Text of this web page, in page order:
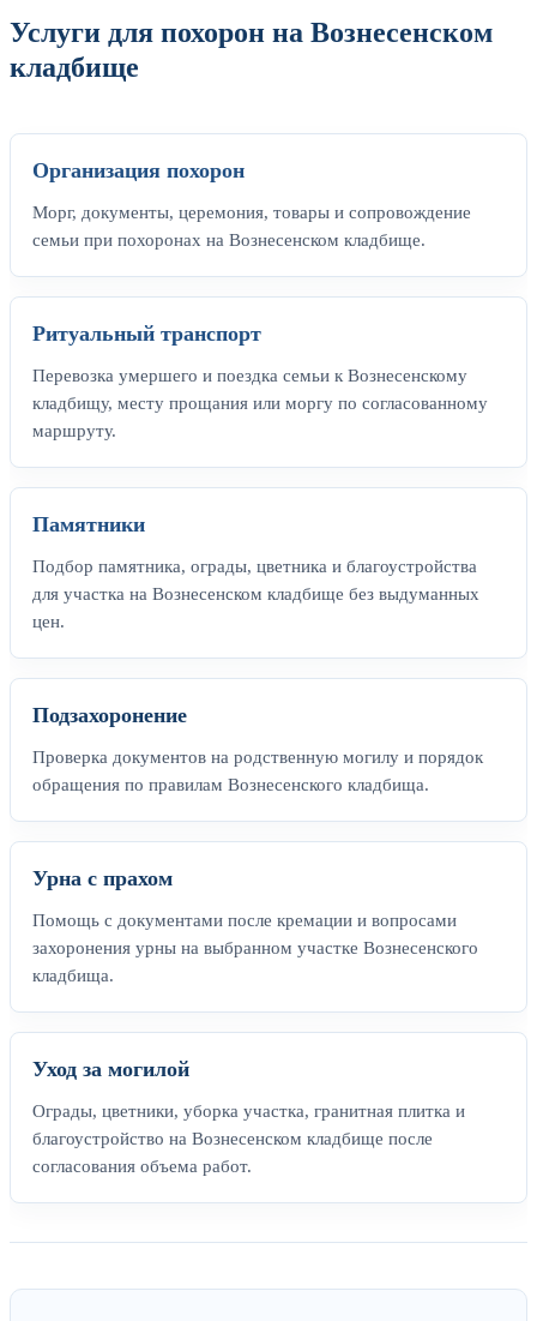
Услуги для похорон на Вознесенском
кладбище
Организация похорон
Морг, документы, церемония, товары и сопровождение
семьи при похоронах на Вознесенском кладбище.
Ритуальный транспорт
Перевозка умершего и поездка семьи к Вознесенскому
кладбищу, месту прощания или моргу по согласованному
маршруту.
Памятники
Подбор памятника, ограды, цветника и благоустройства
для участка на Вознесенском кладбище без выдуманных
цен.
Подзахоронение
Проверка документов на родственную могилу и порядок
обращения по правилам Вознесенского кладбища.
Урна с прахом
Помощь с документами после кремации и вопросами
захоронения урны на выбранном участке Вознесенского
кладбища.
Уход за могилой
Ограды, цветники, уборка участка, гранитная плитка и
благоустройство на Вознесенском кладбище после
согласования объема работ.